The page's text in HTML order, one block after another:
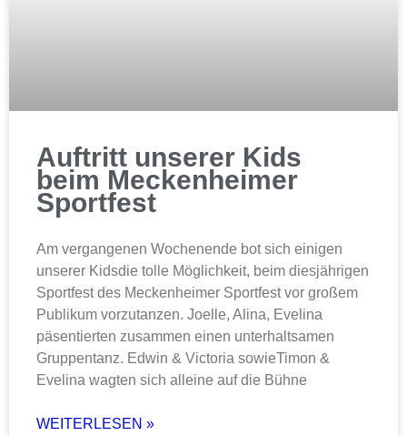
Auftritt unserer Kids
beim Meckenheimer
Sportfest
Am vergangenen Wochenende bot sich einigen
unserer Kidsdie tolle Möglichkeit, beim diesjährigen
Sportfest des Meckenheimer Sportfest vor großem
Publikum vorzutanzen. Joelle, Alina, Evelina
päsentierten zusammen einen unterhaltsamen
Gruppentanz. Edwin & Victoria sowieTimon &
Evelina wagten sich alleine auf die Bühne
WEITERLESEN »